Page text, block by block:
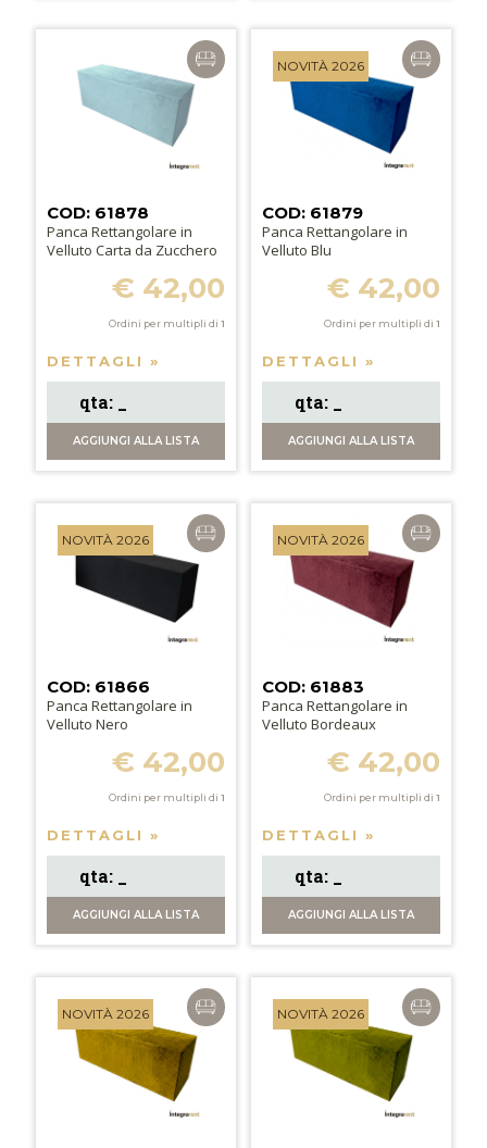
COD: 61878
Panca Rettangolare in
Velluto Carta da Zucchero
€ 42,00
Ordini per multipli di 1
DETTAGLI »
AGGIUNGIALLA LISTA
NOVITÀ 2026
COD: 61879
Panca Rettangolare in
Velluto Blu
€ 42,00
Ordini per multipli di 1
DETTAGLI »
AGGIUNGI ALLA LISTA
NOVITÀ 2026
COD: 61866
Panca Rettangolare in
Velluto Nero
€ 42,00
Ordini per multipli di 1
DETTAGLI »
AGGIUNGIALLA LISTA
NOVITÀ 2026
COD: 61883
Panca Rettangolare in
Velluto Bordeaux
€ 42,00
Ordini per multipli di 1
DETTAGLI »
AGGIUNGI ALLA LISTA
NOVITÀ 2026 NOVITÀ 2026